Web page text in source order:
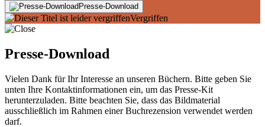
Presse-Download
Vergriffen
Presse-Download
Vielen Dank für Ihr Interesse an unseren Büchern. Bitte geben Sie
unten Ihre Kontaktinformationen ein, um das Presse-Kit
herunterzuladen. Bitte beachten Sie, dass das Bildmaterial
ausschließlich im Rahmen einer Buchrezension verwendet werden
darf.